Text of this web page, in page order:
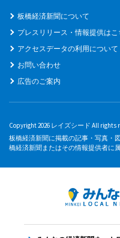
板橋経済新聞について
プレスリリース・情報提供はこ
アクセスデータの利用について
お問い合わせ
広告のご案内
Copyright 2026 レイズシード All rights
板橋経済新聞に掲載の記事・写真・
橋経済新聞またはその情報提供者に属